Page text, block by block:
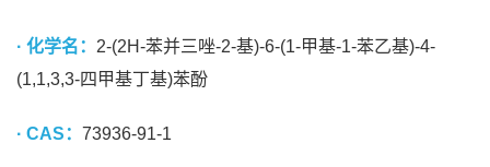
· 化学名： 2-(2H-苯并三唑-2-基)-6-(1-甲基-1-苯乙基)-4-
(1,1,3,3-四甲基丁基)苯酚
· CAS： 73936-91-1